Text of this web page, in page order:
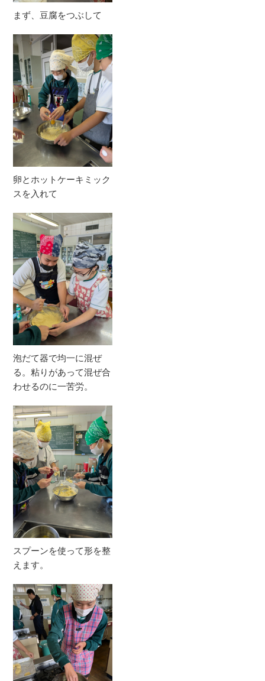
まず、豆腐をつぶして
卵とホットケーキミック
スを入れて
泡だて器で均一に混ぜ
る。粘りがあって混ぜ合
わせるのに一苦労。
スプーンを使って形を整
えます。